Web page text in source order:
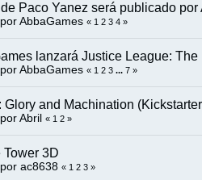
Paco Yanez será publicado por
AbbaGames « 1 2 3 4 »
lanzará Justice League: The
AbbaGames « 1 2 3 ... 7 »
Glory and Machination
Abril « 1 2 »
Tower 3D
ac8638 « 1 2 3 »